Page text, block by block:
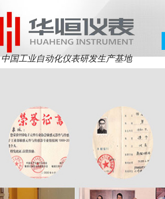
中国工业自动化仪表研发生产基地